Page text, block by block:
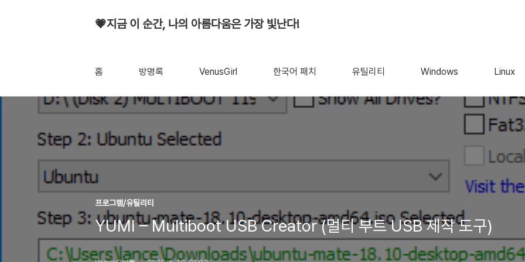
💗지금 이 순간, 나의 아름다움은 가장 빛난다!
홈 방명록 VenusGirl 한국어 패치 유틸리티 Windows Linux
프로그램/유틸리티
YUMI – Multiboot USB Creator (멀티 부트 USB 제작 도구)